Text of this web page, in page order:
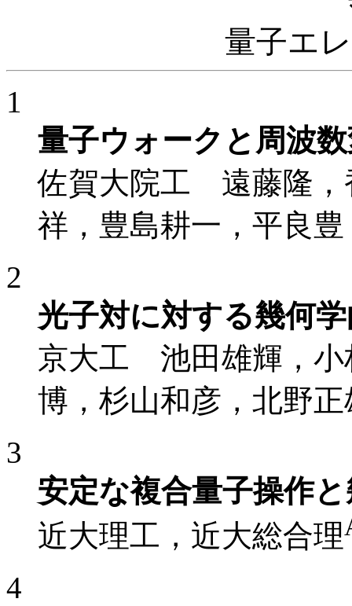
量子エ
1
量子ウォークと周波
佐賀大院工 遠藤隆，
祥，豊島耕一，平良豊
2
光子対に対する幾何
京大工 池田雄輝，小
博，杉山和彦，北野正
3
安定な複合量子操作
近大理工，近大総合理
4